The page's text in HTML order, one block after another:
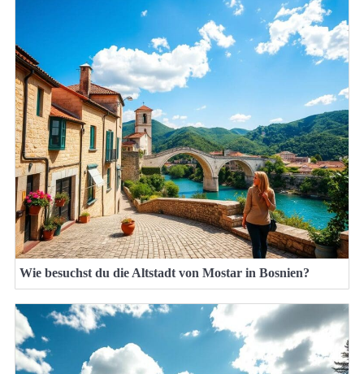
Wie besuchst du die Altstadt von Mostar in Bosnien?